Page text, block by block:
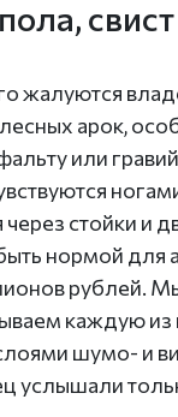
жалуются
арок,
или
стойки и
нормой для
рублей.
каждую из
шумо- и
услышали